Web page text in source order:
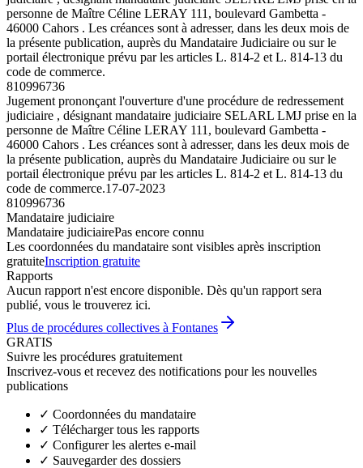
personne de Maître Céline LERAY 111, boulevard Gambetta -
46000 Cahors . Les créances sont à adresser, dans les deux mois de
la présente publication, auprès du Mandataire Judiciaire ou sur le
portail électronique prévu par les articles L. 814-2 et L. 814-13 du
code de commerce.
810996736
Jugement prononçant l'ouverture d'une procédure de redressement
judiciaire , désignant mandataire judiciaire SELARL LMJ prise en la
personne de Maître Céline LERAY 111, boulevard Gambetta -
46000 Cahors . Les créances sont à adresser, dans les deux mois de
la présente publication, auprès du Mandataire Judiciaire ou sur le
portail électronique prévu par les articles L. 814-2 et L. 814-13 du
code de commerce.17-07-2023
810996736
Mandataire judiciaire
Mandataire judiciairePas encore connu
Les coordonnées du mandataire sont visibles après inscription
gratuiteInscription gratuite
Rapports
Aucun rapport n'est encore disponible. Dès qu'un rapport sera
publié, vous le trouverez ici.
Plus de procédures collectives à Fontanes
GRATIS
Suivre les procédures gratuitement
Inscrivez-vous et recevez des notifications pour les nouvelles
publications
✓ Coordonnées du mandataire
✓ Télécharger tous les rapports
✓ Configurer les alertes e-mail
✓ Sauvegarder des dossiers